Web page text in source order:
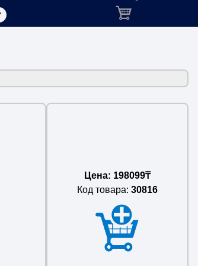
Корзина: товаров в
Цена: 198099₸
Код товара: 30816